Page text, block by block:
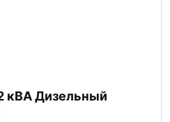
кВА Дизельный